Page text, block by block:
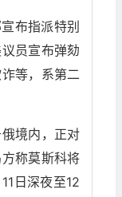
布指派特别
员宣布弹劾
等，系第二
境内，正对
称莫斯科将
日深夜至12